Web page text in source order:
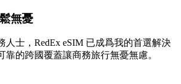
無憂
人士，RedEx eSIM 已成爲我的首選解決
靠的跨國覆蓋讓商務旅行無憂無慮。